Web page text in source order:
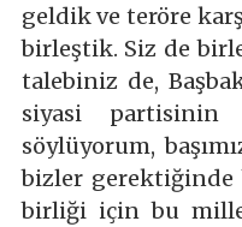
geldik ve teröre
birleştik. Siz de
talebiniz de,
siyasi partisinin
söylüyorum,
bizler gerektiğinde
birliği için bu